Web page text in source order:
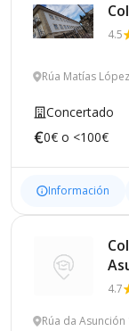
4.5
Rúa Matías
Concertado
0€ o <100€
Información
4.7
Rúa da Asunción